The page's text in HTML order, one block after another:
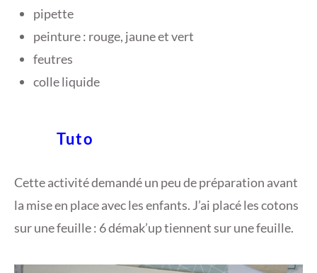
pipette
peinture : rouge, jaune et vert
feutres
colle liquide
Tuto
Cette activité demandé un peu de préparation avant
la mise en place avec les enfants. J’ai placé les cotons
sur une feuille : 6 démak’up tiennent sur une feuille.